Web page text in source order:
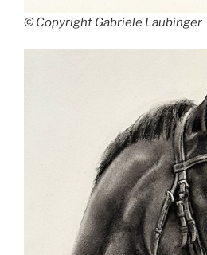
© Copyright Gabriele Laubinger